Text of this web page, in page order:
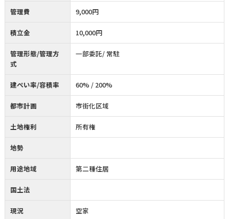
管理費 9,000円
積立金 10,000円
管理形態/管理方
式
一部委託/ 常駐
建ぺい率/容積率 60% / 200%
都市計画 市街化区域
土地権利 所有権
地勢
用途地域 第二種住居
国土法
現況 空家